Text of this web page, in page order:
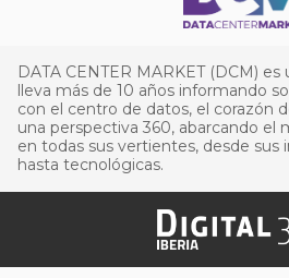
DATA CENTER MARKET (DCM)
lleva más de 10 años informando
con el centro de datos, el corazón
una perspectiva 360, abarcando el
en todas sus vertientes, desde sus
hasta tecnológicas.